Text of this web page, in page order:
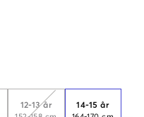
12-13 år 14-15 år